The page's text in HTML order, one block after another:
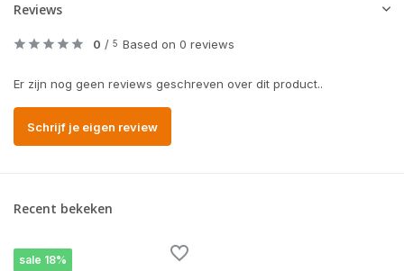
Reviews
0 / 5 Based on 0 reviews
Er zijn nog geen reviews geschreven over dit product..
Schrijf je eigen review
Recent bekeken
sale 18%